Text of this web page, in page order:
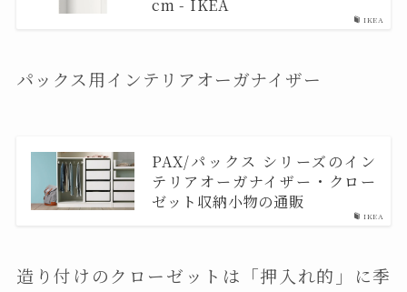
IKEA
cm - IKEA
パックス用インテリアオーガナイザー
IKEA
PAX/パックス シリーズのイン
テリアオーガナイザー・クロー
ゼット収納小物の通販
造り付けのクローゼットは「押入れ的」に季